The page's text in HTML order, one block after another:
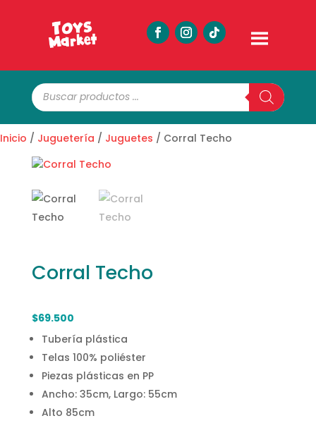
Búsqueda
de
productos
Inicio / Juguetería / Juguetes / Corral Techo
Corral Techo
$69.500
Tubería plástica
Telas 100% poliéster
Piezas plásticas en PP
Ancho: 35cm, Largo: 55cm
Alto 85cm